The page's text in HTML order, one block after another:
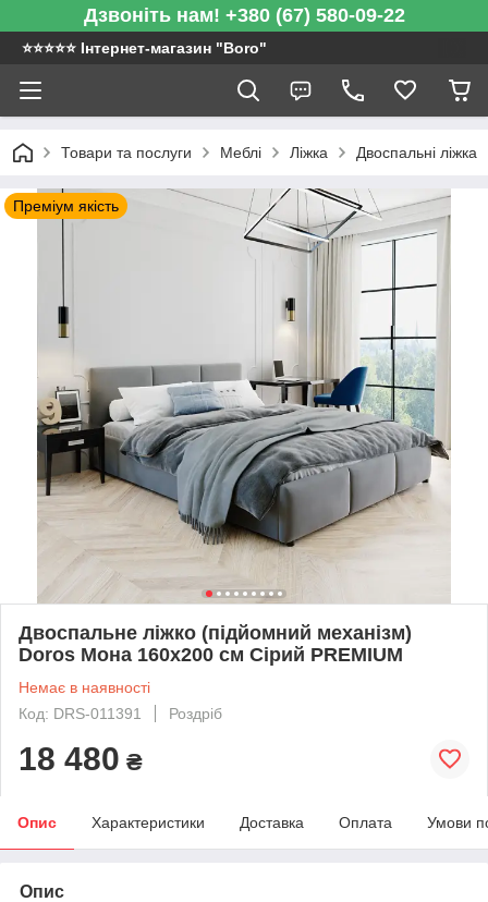
Дзвоніть нам! +380 (67) 580-09-22
⭐️⭐️⭐️⭐️⭐️ Інтернет-магазин "Boro"
Товари та послуги Меблі Ліжка Двоспальні ліжка
Преміум якість
Двоспальне ліжко (підйомний механізм)
Doros Мона 160x200 см Сірий PREMIUM
Немає в наявності
Код: DRS-011391
Роздріб
18 480 ₴
Опис Характеристики Доставка Оплата Умови
Опис